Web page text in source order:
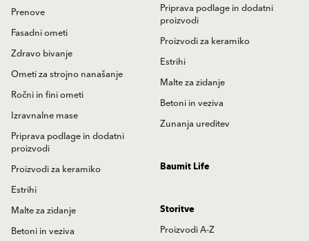
Priprava podlage in dodatni
proizvodi
Proizvodi za keramiko
Estrihi
Malte za zidanje
Betoni in veziva
Zunanja ureditev
Prenove
Fasadni ometi
Zdravo bivanje
Ometi za strojno nanašanje
Ročni in fini ometi
Izravnalne mase
Priprava podlage in dodatni
proizvodi
Proizvodi za keramiko
Estrihi
Malte za zidanje
Betoni in veziva
Baumit Life
Storitve
Proizvodi A-Z